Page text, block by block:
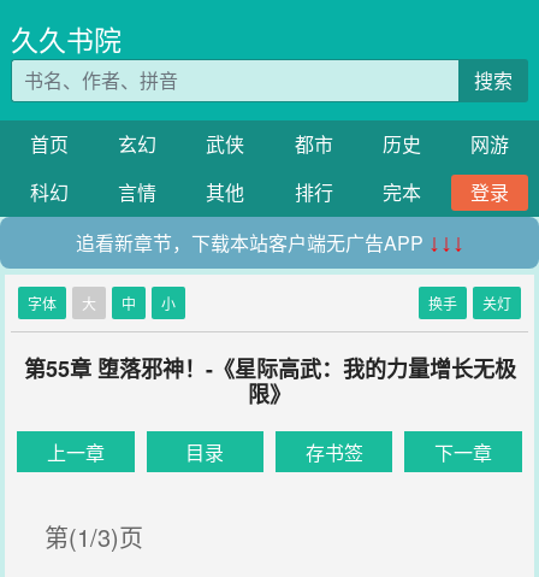
久久书院
搜索
首页 玄幻 武侠 都市 历史
网游
科幻
言情 其他 排行 完本
登录
追看新章节，下载本站客户端无广告APP ↓↓↓
字体 大 中 小 换手 关灯
第55章 堕落邪神！-《星际高武：我的力量增长无极
限》
上一章 目录 存书签 下一章
第(1/3)页